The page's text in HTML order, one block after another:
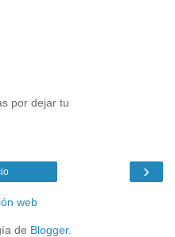
por dejar tu
›
web
de Blogger.